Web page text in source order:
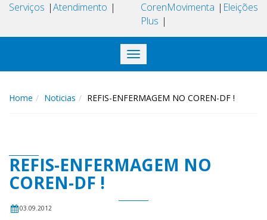
Serviços Atendimento
Coren
Plus
Movimenta Eleições
Toggle
navigation
Home Noticias REFIS-ENFERMAGEM NO COREN-DF !
REFIS-ENFERMAGEM NO
COREN-DF !
03.09.2012